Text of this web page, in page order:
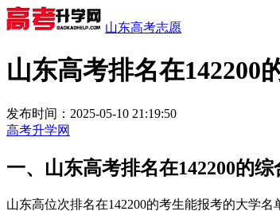
山东高考志愿
山东高考排名在142200
发布时间：2025-05-10 21:19:50
高考升学网
一、山东高考排名在142200的
山东高位次排名在142200的考生能报考的大学